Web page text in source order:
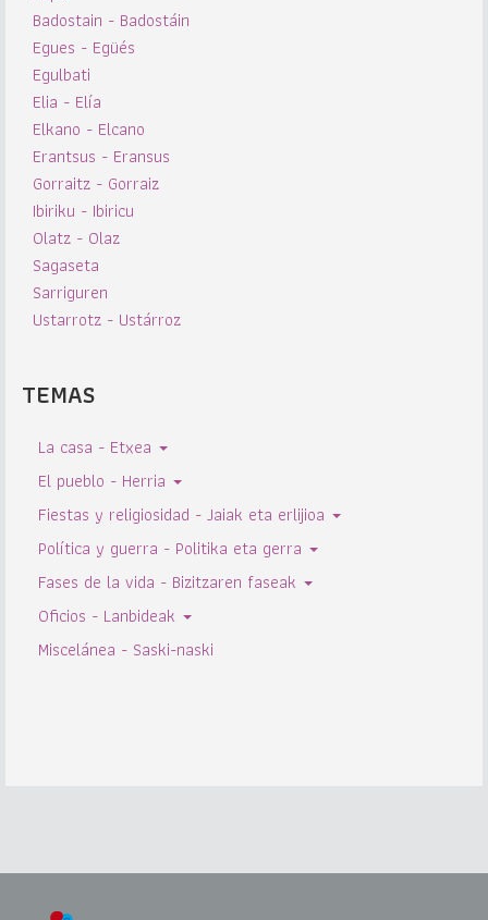
Badostain - Badostáin
Egues - Egüés
Egulbati
Elia - Elía
Elkano - Elcano
Erantsus - Eransus
Gorraitz - Gorraiz
Ibiriku - Ibiricu
Olatz - Olaz
Sagaseta
Sarriguren
Ustarrotz - Ustárroz
TEMAS
La casa - Etxea
El pueblo - Herria
Fiestas y religiosidad - Jaiak eta erlijioa
Política y guerra - Politika eta gerra
Fases de la vida - Bizitzaren faseak
Oficios - Lanbideak
Miscelánea - Saski-naski